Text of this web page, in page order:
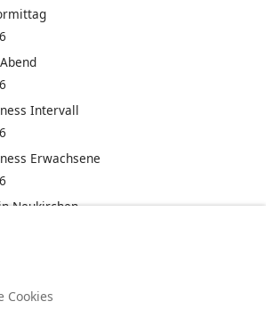
Intervall
Erwachsene
Neukirchen
Cookies